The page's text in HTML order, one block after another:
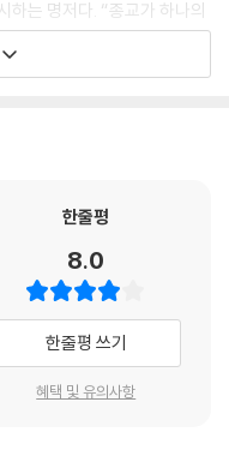
기도다. 이러한 점에서 공예
도는 성령의 임재와 능력을
나님이 시간이 있는 역사 속
은 피조물이 있는 곳, 역사
안에서 영원한 하나님을 만
져 있는 것이 아니라 시간계
이 역사 속에서 자신을 계시
님, 이삭과 야곱의 하나님,
(막 12:26 이하). 예수님이 바
하는 명저다. “종교가 하나의
에 활용하는 방편으로 변
사들”이 넘쳐나고, “관료주
하는 신앙고백의 자리로 우리
위 하나님의 일하심을 따라
길을 함께 걷고자 하는 모든
될 것이다.
교수)
굵은 저자의 강의를 들으며
한줄평
8.0
한줄평 쓰기
혜택 및 유의사항